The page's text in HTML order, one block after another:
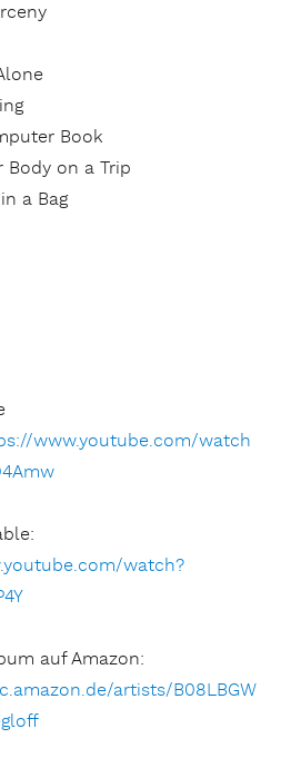
Book
Body on a Trip
a Bag
www.youtube.com/watch
watch?
auf Amazon:
artists/B08LBGW